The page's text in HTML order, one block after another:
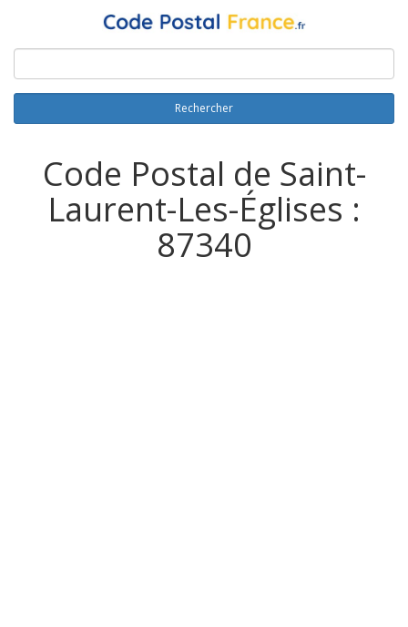
Rechercher
Code Postal de Saint-
Laurent-Les-Églises :
87340